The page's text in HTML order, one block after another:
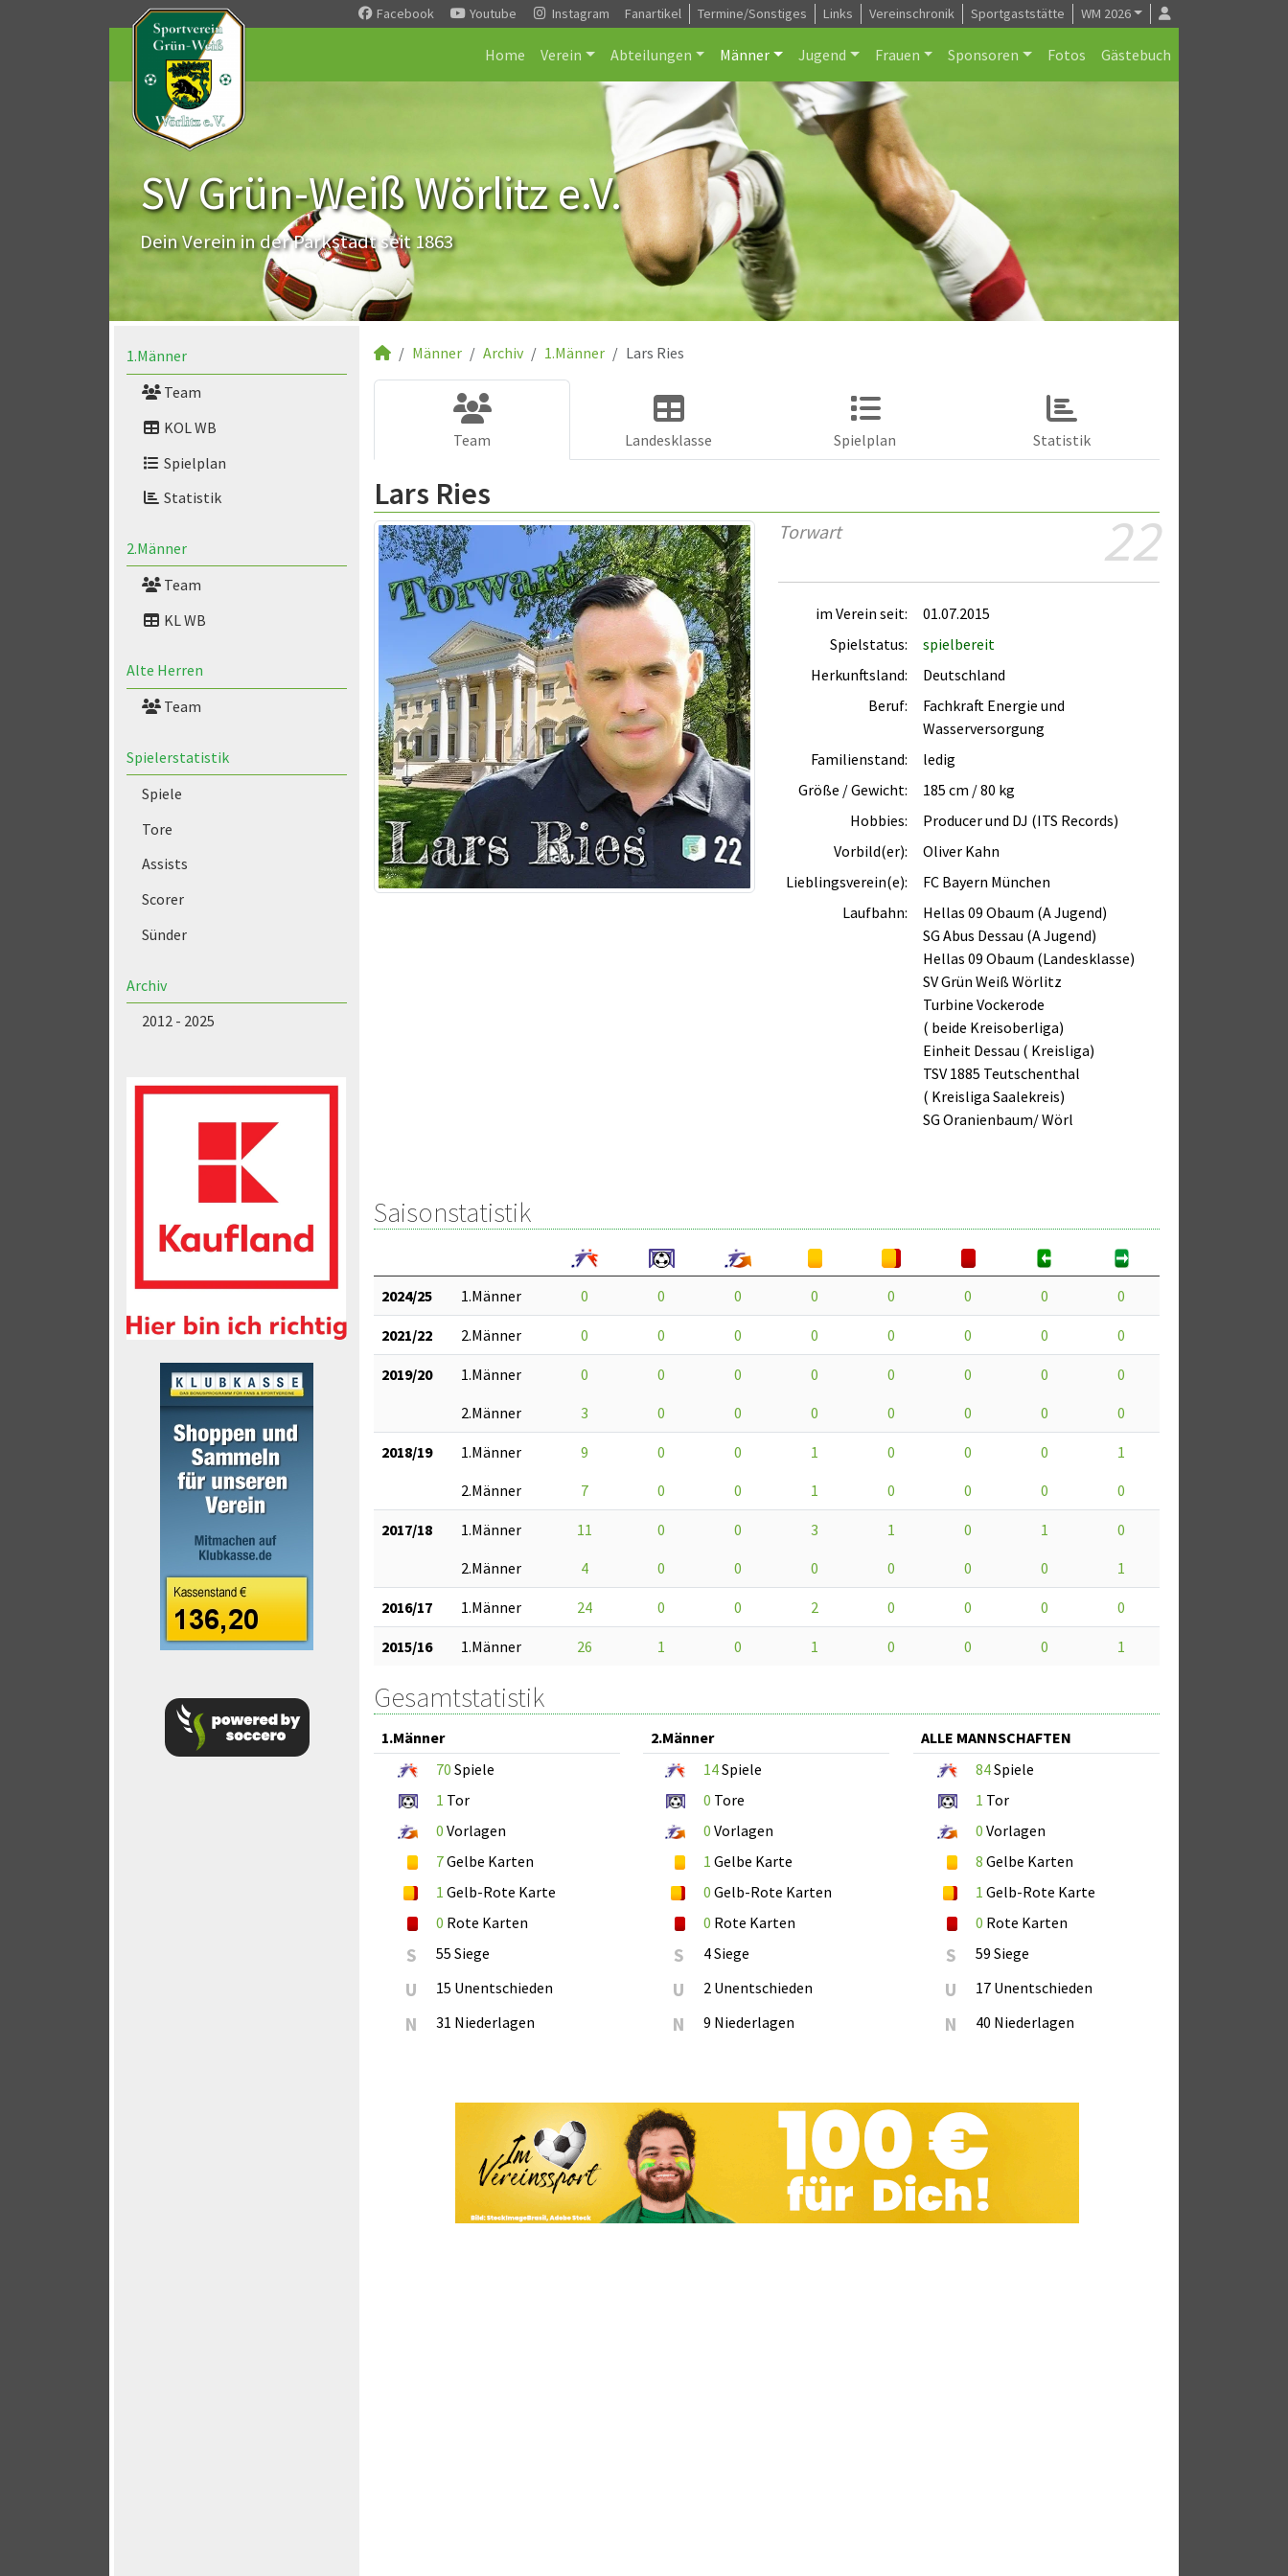
Facebook Youtube Instagram Fanartikel Termine/Sonstiges Links Vereinschronik Sportgaststätte WM 2026
Home Verein Abteilungen Männer Jugend Frauen Sponsoren Fotos Gästebuch
SV Grün-Weiß Wörlitz e.V.
Dein Verein in der Parkstadt seit 1863
1.Männer
Team
KOL WB
Spielplan
Statistik
2.Männer
Team
KL WB
Alte Herren
Team
Spielerstatistik
Spiele
Tore
Assists
Scorer
Sünder
Archiv
2012 - 2025
Männer Archiv 1.Männer Lars Ries
Team Landesklasse Spielplan Statistik
Lars Ries
22
Torwart
im Verein seit:
01.07.2015
Spielstatus:
spielbereit
Herkunftsland:
Deutschland
Beruf:
Fachkraft Energie und
Wasserversorgung
Familienstand:
ledig
Größe / Gewicht:
185 cm / 80 kg
Hobbies:
Producer und DJ (ITS Records)
Vorbild(er):
Oliver Kahn
Lieblingsverein(e):
FC Bayern München
Laufbahn:
Hellas 09 Obaum (A Jugend)
SG Abus Dessau (A Jugend)
Hellas 09 Obaum (Landesklasse)
SV Grün Weiß Wörlitz
Turbine Vockerode
( beide Kreisoberliga)
Einheit Dessau ( Kreisliga)
TSV 1885 Teutschenthal
( Kreisliga Saalekreis)
SG Oranienbaum/ Wörl
Saisonstatistik
2024/25 1.Männer 0 0 0 0 0 0 0 0
2021/22 2.Männer 0 0 0 0 0 0 0 0
2019/20 1.Männer 0 0 0 0 0 0 0
0
2.Männer
3 0 0 0 0 0 0 0
2018/19 1.Männer 9 0 0 1 0 0 0
1
2.Männer
7 0 0 1 0 0 0 0
2017/18 1.Männer 11 0 0 3 1 0 1
0
2.Männer
4 0 0 0 0 0 0 1
2016/17 1.Männer 24 0 0 2 0 0 0 0
2015/16 1.Männer 26 1 0 1 0 0 0 1
Gesamtstatistik
1.Männer
70 Spiele
1 Tor
0 Vorlagen
7Gelbe Karten
1 Gelb-Rote Karte
0 Rote Karten
S 55 Siege
U 15 Unentschieden
N 31 Niederlagen
2.Männer
14Spiele
0 Tore
0 Vorlagen
1 Gelbe Karte
0 Gelb-Rote Karten
0 Rote Karten
S 4 Siege
U 2 Unentschieden
N 9 Niederlagen
ALLE MANNSCHAFTEN
84Spiele
1 Tor
0 Vorlagen
8 Gelbe Karten
1 Gelb-Rote Karte
0 Rote Karten
S 59 Siege
U 17 Unentschieden
N 40 Niederlagen